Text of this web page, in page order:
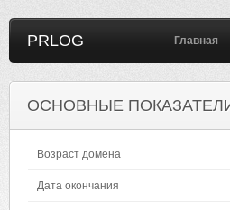
PRLOG Главная
ОСНОВНЫЕ
Возраст домена
Дата окончания